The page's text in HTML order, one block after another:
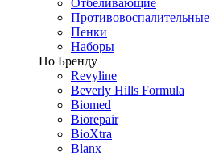
Отбеливающие
Противовоспалительные
Пенки
Наборы
По Бренду
Revyline
Beverly Hills Formula
Biomed
Biorepair
BioXtra
Blanx